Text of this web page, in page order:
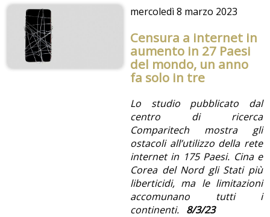
mercoledì8 marzo 2023
Censura a internet in
aumento in 27 Paesi
del mondo, un anno
fa solo in tre
Lo studio pubblicato dal
centro di ricerca
Comparitech mostra gli
ostacoli all’utilizzo della rete
internet in 175 Paesi. Cina e
Corea del Nord gli Stati più
liberticidi, ma le limitazioni
accomunano tutti i
continenti. 8/3/23